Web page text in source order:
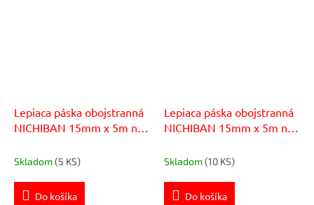
Lepiaca páska obojstranná
NICHIBAN 15mm x 5m na
Skladom(5 KS)
Do košíka
Lepiaca páska obojstranná
NICHIBAN 15mm x 5m na
textílie
Skladom(10 KS)
Do košíka